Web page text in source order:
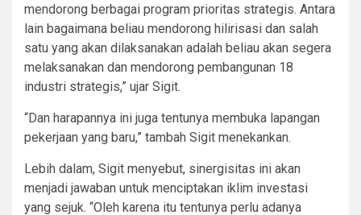
mendorong berbagai program prioritas strategis. Antara
lain bagaimana beliau mendorong hilirisasi dan salah
satu yang akan dilaksanakan adalah beliau akan segera
melaksanakan dan mendorong pembangunan 18
industri strategis,” ujar Sigit.
“Dan harapannya ini juga tentunya membuka lapangan
pekerjaan yang baru,” tambah Sigit menekankan.
Lebih dalam, Sigit menyebut, sinergisitas ini akan
menjadi jawaban untuk menciptakan iklim investasi
yang sejuk. “Oleh karena itu tentunya perlu adanya